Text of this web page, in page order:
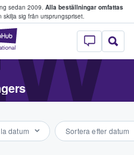
sedan 2009. Alla beställningar omfattas
skilja sig från ursprungspriset.
StubHub – där
datum Sortera efter datum